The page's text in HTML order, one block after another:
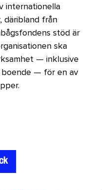
internationella
däribland från
stöd är
ska
— inklusive
boende — för en av